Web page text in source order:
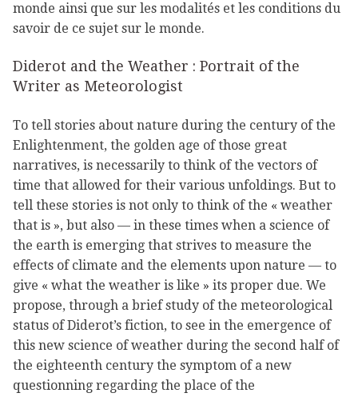
monde ainsi que sur les modalités et les conditions du
savoir de ce sujet sur le monde.
Diderot and the Weather : Portrait of the
Writer as Meteorologist
To tell stories about nature during the century of the
Enlightenment, the golden age of those great
narratives, is necessarily to think of the vectors of
time that allowed for their various unfoldings. But to
tell these stories is not only to think of the « weather
that is », but also — in these times when a science of
the earth is emerging that strives to measure the
effects of climate and the elements upon nature — to
give « what the weather is like » its proper due. We
propose, through a brief study of the meteorological
status of Diderot’s fiction, to see in the emergence of
this new science of weather during the second half of
the eighteenth century the symptom of a new
questionning regarding the place of the